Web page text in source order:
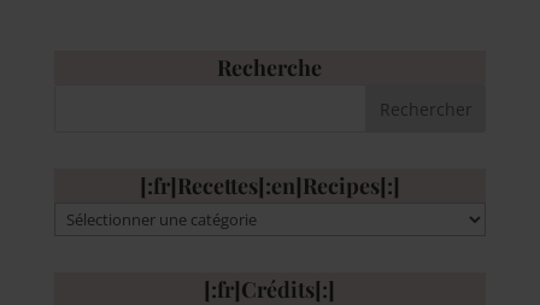
Recherche
[:fr]Recettes[:en]Recipes[:]
[:fr]Recettes[:en]Recipes[:]
[:fr]Crédits[:]